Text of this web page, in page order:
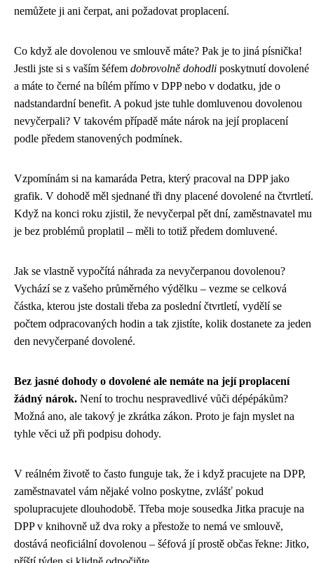
nemůžete ji ani čerpat, ani požadovat proplacení.
Co když ale dovolenou ve smlouvě máte? Pak je to jiná písnička!
Jestli jste si s vaším šéfem dobrovolně dohodli poskytnutí dovolené
a máte to černé na bílém přímo v DPP nebo v dodatku, jde o
nadstandardní benefit. A pokud jste tuhle domluvenou dovolenou
nevyčerpali? V takovém případě máte nárok na její proplacení
podle předem stanovených podmínek.
Vzpomínám si na kamaráda Petra, který pracoval na DPP jako
grafik. V dohodě měl sjednané tři dny placené dovolené na čtvrtletí.
Když na konci roku zjistil, že nevyčerpal pět dní, zaměstnavatel mu
je bez problémů proplatil – měli to totiž předem domluvené.
Jak se vlastně vypočítá náhrada za nevyčerpanou dovolenou?
Vychází se z vašeho průměrného výdělku – vezme se celková
částka, kterou jste dostali třeba za poslední čtvrtletí, vydělí se
počtem odpracovaných hodin a tak zjistíte, kolik dostanete za jeden
den nevyčerpané dovolené.
Bez jasné dohody o dovolené ale nemáte na její proplacení
žádný nárok. Není to trochu nespravedlivé vůči dépépákům?
Možná ano, ale takový je zkrátka zákon. Proto je fajn myslet na
tyhle věci už při podpisu dohody.
V reálném životě to často funguje tak, že i když pracujete na DPP,
zaměstnavatel vám nějaké volno poskytne, zvlášť pokud
spolupracujete dlouhodobě. Třeba moje sousedka Jitka pracuje na
DPP v knihovně už dva roky a přestože to nemá ve smlouvě,
dostává neoficiální dovolenou – šéfová jí prostě občas řekne: Jitko,